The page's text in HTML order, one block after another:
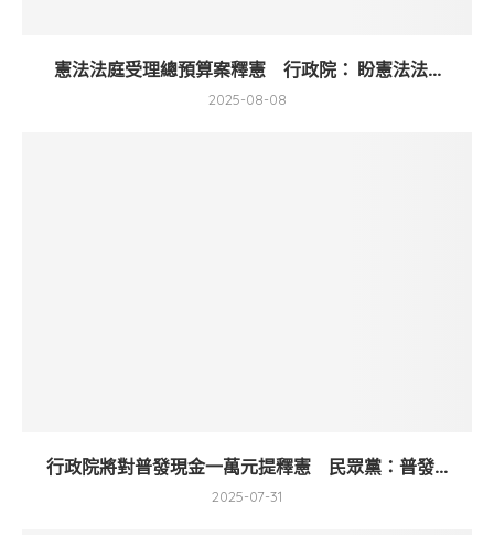
憲法法庭受理總預算案釋憲 行政院： 盼憲法法...
2025-08-08
行政院將對普發現金一萬元提釋憲 民眾黨：普發...
2025-07-31